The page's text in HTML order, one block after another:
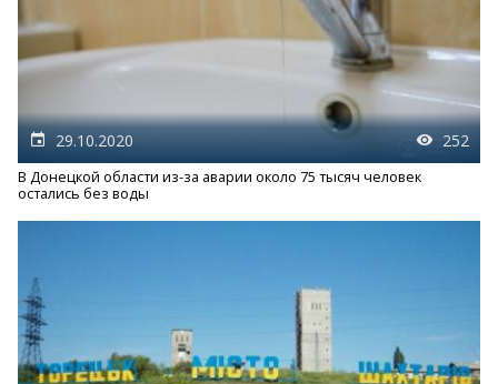
29.10.2020 252
В Донецкой области из-за аварии около 75 тысяч человек
остались без воды